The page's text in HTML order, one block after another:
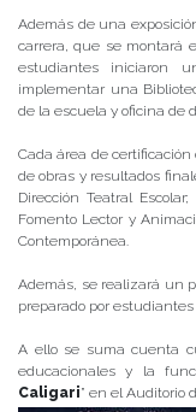
Además de una
carrera, que se montará
estudiantes iniciaron
implementar una
de la escuela y oficina de
Cada área de
de obras y resultados
Dirección Teatral
Fomento Lector y
Contemporánea.
Además, se realizará un
preparado por estudiantes
A ello se suma cuenta
educacionales y la
Caligari” en el Auditorio